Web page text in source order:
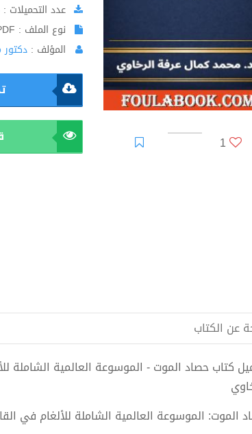
1
عدد التحميلات : 143
نوع الملف : PDF
المؤلف :
عن الكتاب
الموت: الموسوعة العالمية الشاملة للألغام في